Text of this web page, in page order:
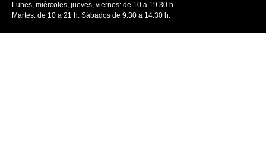
Lunes, miércoles, jueves, viernes: de 10 a 19.30 h.
Martes: de 10 a 21 h. Sábados de 9.30 a 14.30 h.